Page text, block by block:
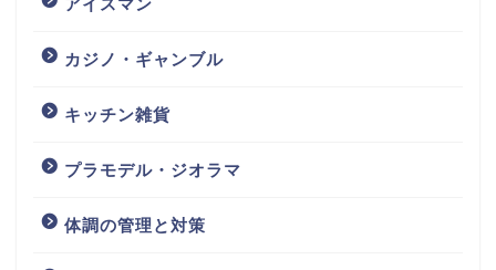
アイスマン
カジノ・ギャンブル
キッチン雑貨
プラモデル・ジオラマ
体調の管理と対策